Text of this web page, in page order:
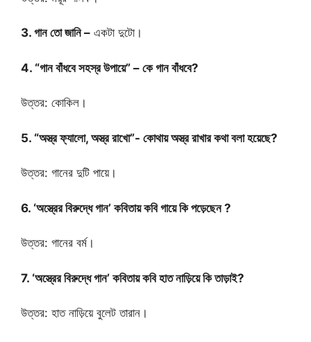
3. গান তো জানি – একটা দুটো।
4. “গান বাঁধবে সহস্র উপায়ে” – কে গান বাঁধবে?
উত্তর: কোকিল।
5. “অস্ত্র ফ্যালো, অস্ত্র রাখো”- কোথায় অস্ত্র রাখার কথা বলা হয়েছে?
উত্তর: গানের দুটি পায়ে।
6. ‘অস্ত্রের বিরুদ্ধে গান’ কবিতায় কবি গায়ে কি পড়েছেন ?
উত্তর: গানের বর্ম।
7. ‘অস্ত্রের বিরুদ্ধে গান’ কবিতায় কবি হাত নাড়িয়ে কি তাড়াই?
উত্তর: হাত নাড়িয়ে বুলেট তারান।